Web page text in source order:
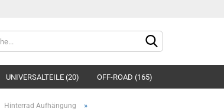
UNIVERSALTEILE (20) OFF-ROAD (165)
Hinterrad Aufhängung »